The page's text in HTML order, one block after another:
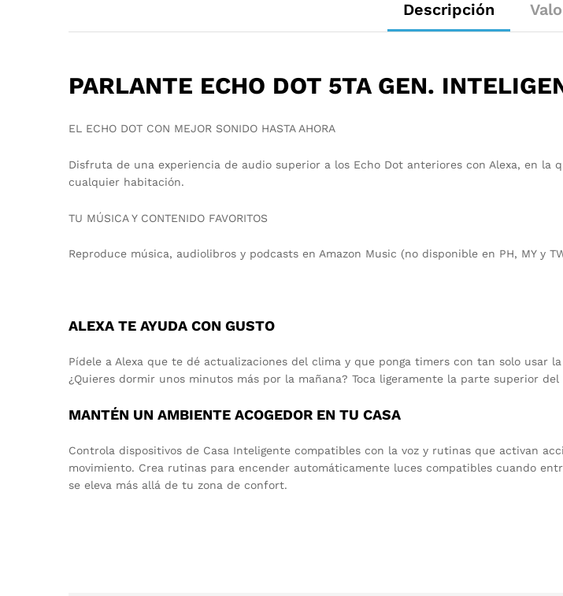
Descripción
PARLANTE ECHO DOT 5TA GEN.
EL ECHO DOT CON MEJOR SONIDO HASTA AHORA
Disfruta de una experiencia de audio superior a los Echo Dot anteriores con Alexa, en la
cualquier habitación.
TU MÚSICA Y CONTENIDO FAVORITOS
Reproduce música, audiolibros y podcasts en Amazon Music (no disponible en PH, MY y
ALEXA TE AYUDA CON GUSTO
Pídele a Alexa que te dé actualizaciones del clima y que ponga timers con tan solo usar
¿Quieres dormir unos minutos más por la mañana? Toca ligeramente la parte superior
MANTÉN UN AMBIENTE ACOGEDOR EN TU CASA
Controla dispositivos de Casa Inteligente compatibles con la voz y rutinas que activan
movimiento. Crea rutinas para encender automáticamente luces compatibles cuando
se eleva más allá de tu zona de confort.